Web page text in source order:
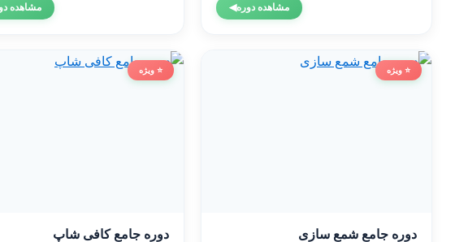
مشاهده دوره◀ مشاهده
⭐ ویژه
دوره جامع شمع سازی
⭐ ویژه
دوره جامع کافی شاپ